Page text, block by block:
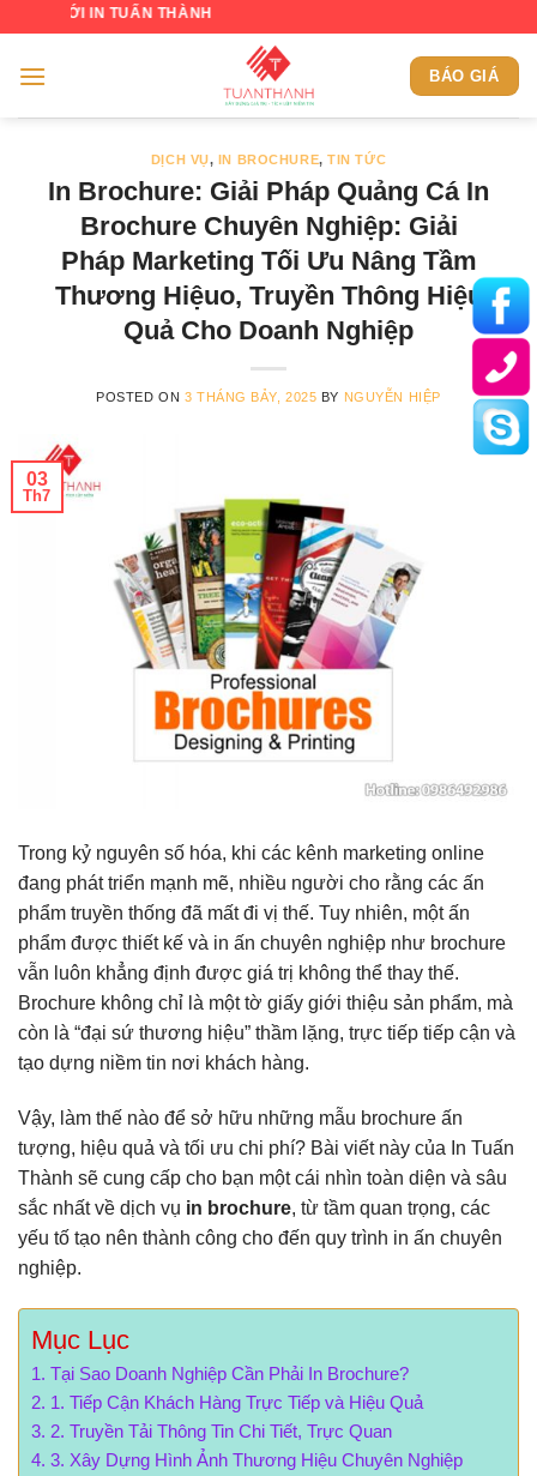
content
TUẤN THÀNH
BÁO GIÁ
DỊCH VỤ, IN BROCHURE,TIN TỨC
In Brochure: Giải Pháp Quảng Cá In
Brochure Chuyên Nghiệp: Giải
Pháp Marketing Tối Ưu Nâng Tầm
Thương Hiệuo, Truyền Thông Hiệu
Quả Cho Doanh Nghiệp
POSTED ON 3 THÁNG BẢY, 2025 BY NGUYỄN HIỆP
03
Th7
Trong kỷ nguyên số hóa, khi các kênh marketing online
đang phát triển mạnh mẽ, nhiều người cho rằng các ấn
phẩm truyền thống đã mất đi vị thế. Tuy nhiên, một ấn
phẩm được thiết kế và in ấn chuyên nghiệp như brochure
vẫn luôn khẳng định được giá trị không thể thay thế.
Brochure không chỉ là một tờ giấy giới thiệu sản phẩm, mà
còn là “đại sứ thương hiệu” thầm lặng, trực tiếp tiếp cận và
tạo dựng niềm tin nơi khách hàng.
Vậy, làm thế nào để sở hữu những mẫu brochure ấn
tượng, hiệu quả và tối ưu chi phí? Bài viết này của In Tuấn
Thành sẽ cung cấp cho bạn một cái nhìn toàn diện và sâu
sắc nhất về dịch vụ in brochure, từ tầm quan trọng, các
yếu tố tạo nên thành công cho đến quy trình in ấn chuyên
nghiệp.
Mục Lục
Tại Sao Doanh Nghiệp Cần Phải In Brochure?
1. Tiếp Cận Khách Hàng Trực Tiếp và Hiệu Quả
2. Truyền Tải Thông Tin Chi Tiết, Trực Quan
3. Xây Dựng Hình Ảnh Thương Hiệu Chuyên Nghiệp